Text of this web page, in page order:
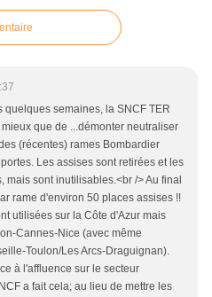
quelques semaines, la SNCF TER
que de ...démonter neutraliser
(récentes) rames Bombardier
Les assises sont retirées et les
mais sont inutilisables.<br /> Au final
rame d'environ 50 places assises !!
utilisées sur la Côte d'Azur mais
Cannes-Nice (avec même
Toulon/Les Arcs-Draguignan).
à l'affluence sur le secteur
a fait cela; au lieu de mettre les